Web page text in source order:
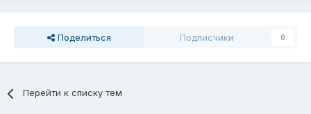
Поделиться Подписчики 0
Перейти к списку тем